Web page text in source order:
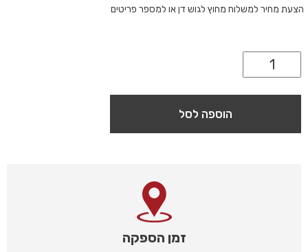
הצעת מחיר למשלוח מחוץ לגוש דן או למספר פריטים
הוספה לסל
זמן הספקה